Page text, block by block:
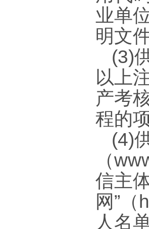
业单
明文
(3)
以上
产考
程的
(4)
（
信主
网”
人名